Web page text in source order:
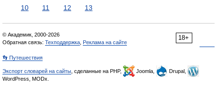
10
11 12 13
18+
© Академик, 2000-2026
Обратная связь: Техподдержка Реклама на сайте
👣 Путешествия
Экспорт словарей на сайты , сделанные на PHP, Joomla,
Drupal,
WordPress, MODx.